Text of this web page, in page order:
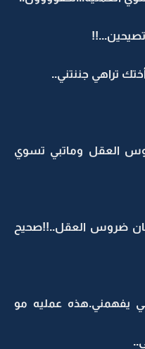
تراهي جننتني..
العقل وماتبي تسوي
ضروس العقل..!!صحيح
يفهمني.هذه عمليه مو